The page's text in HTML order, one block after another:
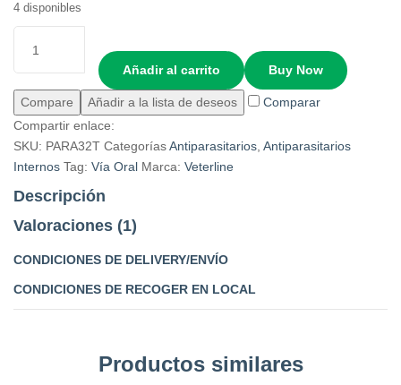
4 disponibles
Añadir al carrito Buy Now
Compare Añadir a la lista de deseos
Comparar
Compartir enlace:
SKU: PARA32T CategoríasAntiparasitarios Antiparasitarios
Internos Tag: Vía Oral Marca: Veterline
Descripción
Valoraciones (1)
CONDICIONES DE DELIVERY/ENVÍO
CONDICIONES DE RECOGER EN LOCAL
Productos similares